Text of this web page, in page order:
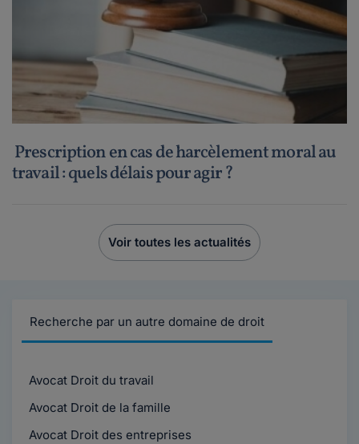
Prescription en cas de harcèlement moral au
travail : quels délais pour agir ?
Voir toutes les actualités
Recherche par un autre domaine de droit
Avocat Droit du travail
Avocat Droit de la famille
Avocat Droit des entreprises